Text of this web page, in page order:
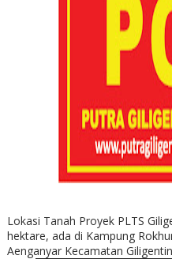
Lokasi Tanah Proyek PLTS
hektare, ada di Kampung
Aenganyar Kecamatan